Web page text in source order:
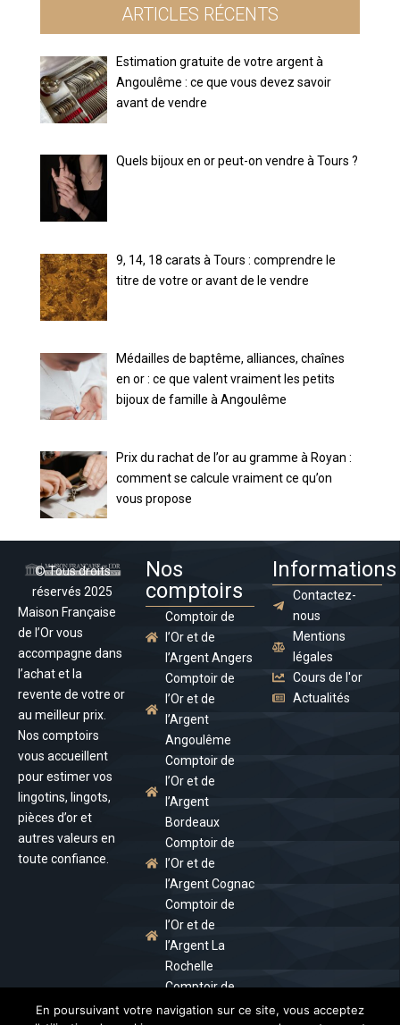
ARTICLES RÉCENTS
Estimation gratuite de votre argent à
Angoulême : ce que vous devez savoir
avant de vendre
Quels bijoux en or peut-on vendre à Tours ?
9, 14, 18 carats à Tours : comprendre le
titre de votre or avant de le vendre
Médailles de baptême, alliances, chaînes
en or : ce que valent vraiment les petits
bijoux de famille à Angoulême
Prix du rachat de l’or au gramme à Royan :
comment se calcule vraiment ce qu’on
vous propose
© Tous droits
réservés 2025
Maison Française
de l’Or vous
accompagne dans
l’achat et la
revente de votre or
au meilleur prix.
Nos comptoirs
vous accueillent
pour estimer vos
lingotins, lingots,
pièces d’or et
autres valeurs en
toute confiance.
Nos
comptoirs
Comptoir de
l’Or et de
l’Argent Angers
Comptoir de
l’Or et de
l’Argent
Angoulême
Comptoir de
l’Or et de
l’Argent
Bordeaux
Comptoir de
l’Or et de
l’Argent Cognac
Comptoir de
l’Or et de
l’Argent La
Rochelle
Comptoir de
l’Or et de
Informations
Contactez-
nous
Mentions
légales
Cours de l'or
Actualités
En poursuivant votre navigation sur ce site, vous acceptez